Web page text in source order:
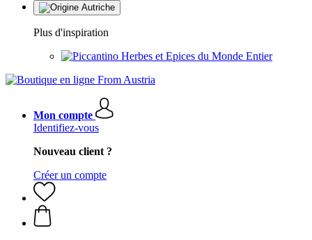
Plus d'inspiration
Herbes et Epices du Monde Entier
Mon compte
Identifiez-vous
Nouveau client ?
Créer un compte